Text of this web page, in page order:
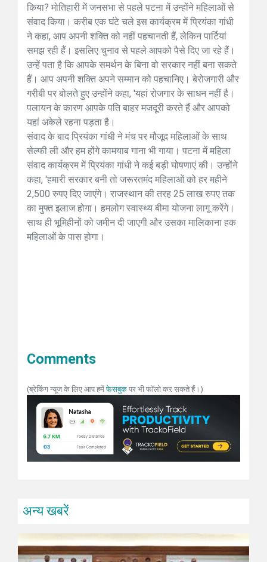
किया? मोतिहारी में जनसभा से पहले पटना में उन्होंने महिलाओं से
संवाद किया। करीब एक घंटे चले इस कार्यक्रम में प्रियंका गांधी
ने कहा, आप अपनी शक्ति को नहीं पहचानती हैं, लेकिन पार्टियां
समझ रही हैं। इसलिए चुनाव से पहले आपको पैसे दिए जा रहे हैं।
उन्हें पता है कि आपके समर्थन के बिना वो सरकार नहीं बना सकते
हैं। आप अपनी शक्ति अपने सम्मान को पहचानिए। बेरोजगारी और
गरीबी पर बोलते हुए उन्होंने कहा, 'यहां रोजगार के साधन नहीं है।
पलायन के कारण आपके पति बाहर मजदूरी करते हैं और आपको
यहां अकेले रहना पड़ता है।
संवाद के बाद प्रियंका गांधी ने मंच पर मौजूद महिलाओं के साथ
सेल्फी ली और हम होंगे कामयाब गाना भी गाया। पटना में महिला
संवाद कार्यक्रम में प्रियंका गांधी ने कई बड़ी घोषणाएं की। उन्होंने
कहा, 'हमारी सरकार बनी तो जरूरतमंद महिलाओं को हर महीने
2,500 रुपए दिए जाएंगे। राजस्थान की तरह 25 लाख रुपए तक
का मुफ्त इलाज होगा। हमलोग स्वास्थ्य बीमा योजना लागू करेंगे।
साथ ही भूमिहीनों को जमीन दी जाएगी और उसका मालिकाना हक
महिलाओं के पास होगा।
Comments
(ब्रेकिंग न्यूज के लिए आप हमेंफेसबुक पर भी फॉलो कर सकते हैं।)
अन्य खबरें